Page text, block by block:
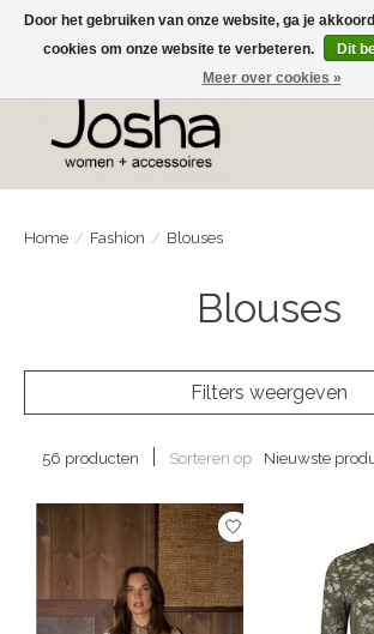
GRATIS OPHALEN IN DE WINKEL EN GRATIS
Home / Fashion / Blouses
Blouses
Filters weergeven
56 producten Sorteren op Nieuwste
Door het gebruiken van onze website, ga je
cookies om onze website te verbeteren.
Dit
Meer over cookies »